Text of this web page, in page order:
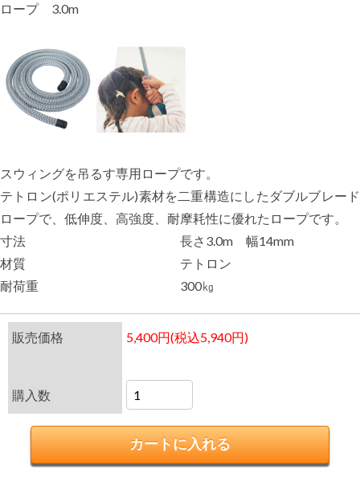
ロープ 3.0m
スウィングを吊るす専用ロープです。
テトロン(ポリエステル)素材を二重構造にしたダブルブレード
ロープで、低伸度、高強度、耐摩耗性に優れたロープです。
寸法
長さ3.0m 幅14mm
材質
テトロン
耐荷重
300㎏
販売価格 5,400円(税込5,940円)
購入数